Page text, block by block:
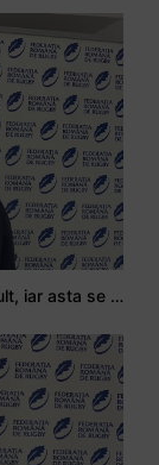
Stejarul Logan Weidner: Echipa a muncit mult, iar asta se va vedea în meciurile de la Nations Cup